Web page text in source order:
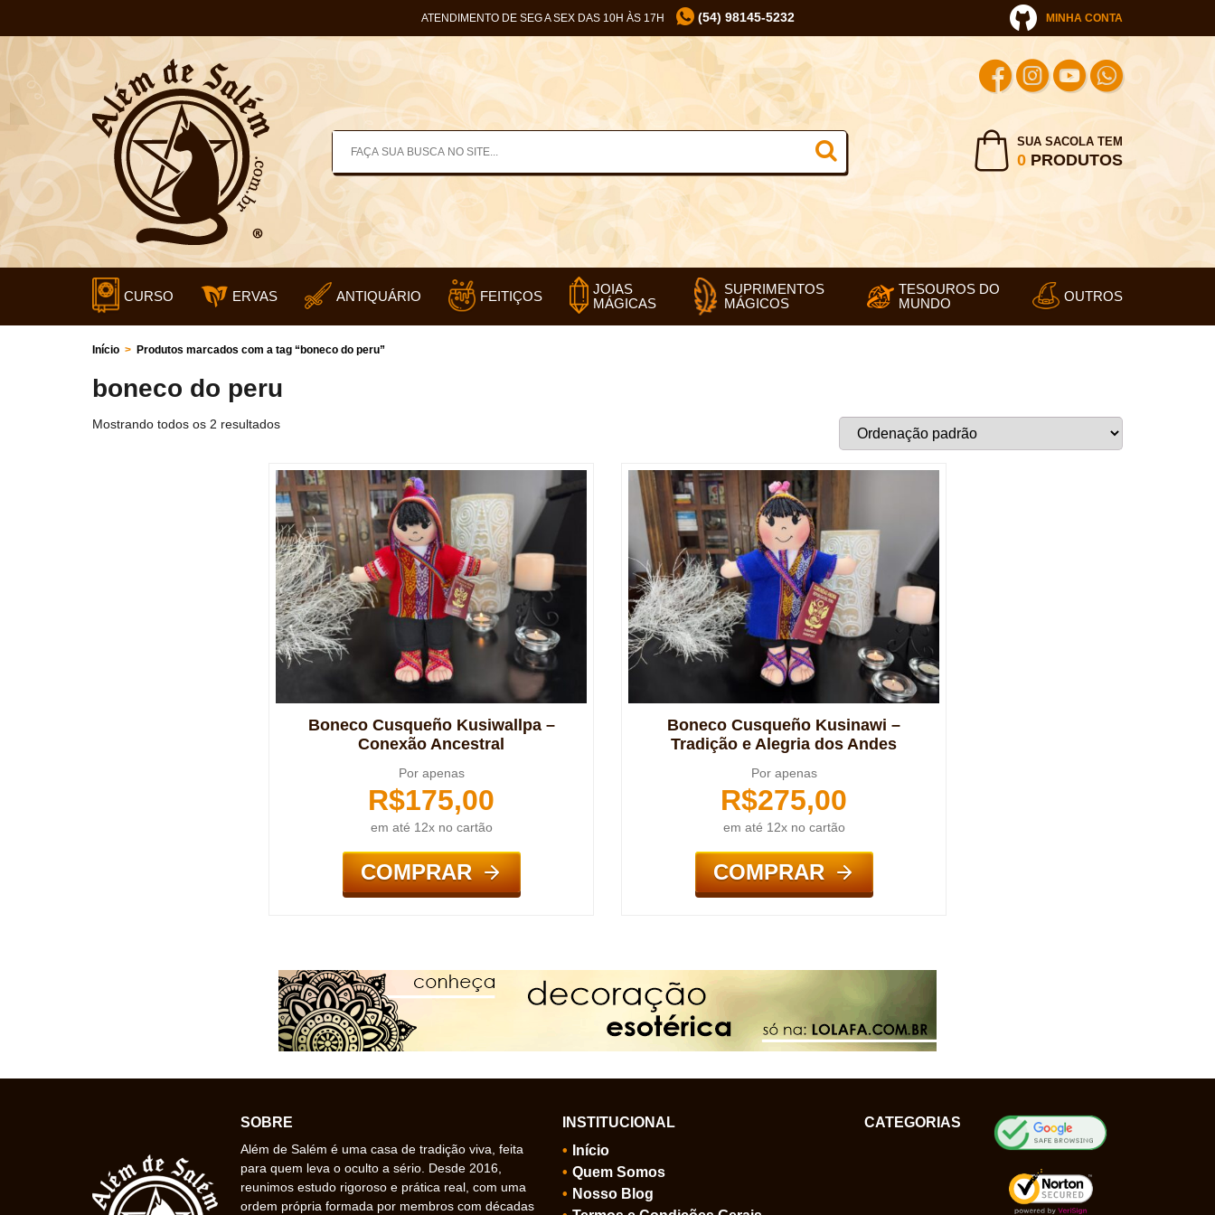
ATENDIMENTO DE SEG A SEX DAS 10H ÀS 17H (54) 98145-5232 MINHA CONTA
SUA SACOLA TEM
0PRODUTOS
CURSO ERVAS ANTIQUÁRIO FEITIÇOS
JOIAS
MÁGICAS
SUPRIMENTOS
MÁGICOS
TESOUROS DO
MUNDO
OUTROS
Início > Produtos marcados com a tag “boneco do peru”
boneco do peru
Mostrando todos os 2 resultados
Boneco Cusqueño Kusiwallpa –
Conexão Ancestral
Por apenas
R$175,00
em até 12x no cartão
COMPRAR
Boneco Cusqueño Kusinawi –
Tradição e Alegria dos Andes
Por apenas
R$275,00
em até 12x no cartão
COMPRAR
SOBRE
Além de Salém é uma casa de tradição viva, feita
para quem leva o oculto a sério. Desde 2016,
reunimos estudo rigoroso e prática real, com uma
ordem própria formada por membros com décadas
INSTITUCIONAL
Início
Quem Somos
Nosso Blog
CATEGORIAS